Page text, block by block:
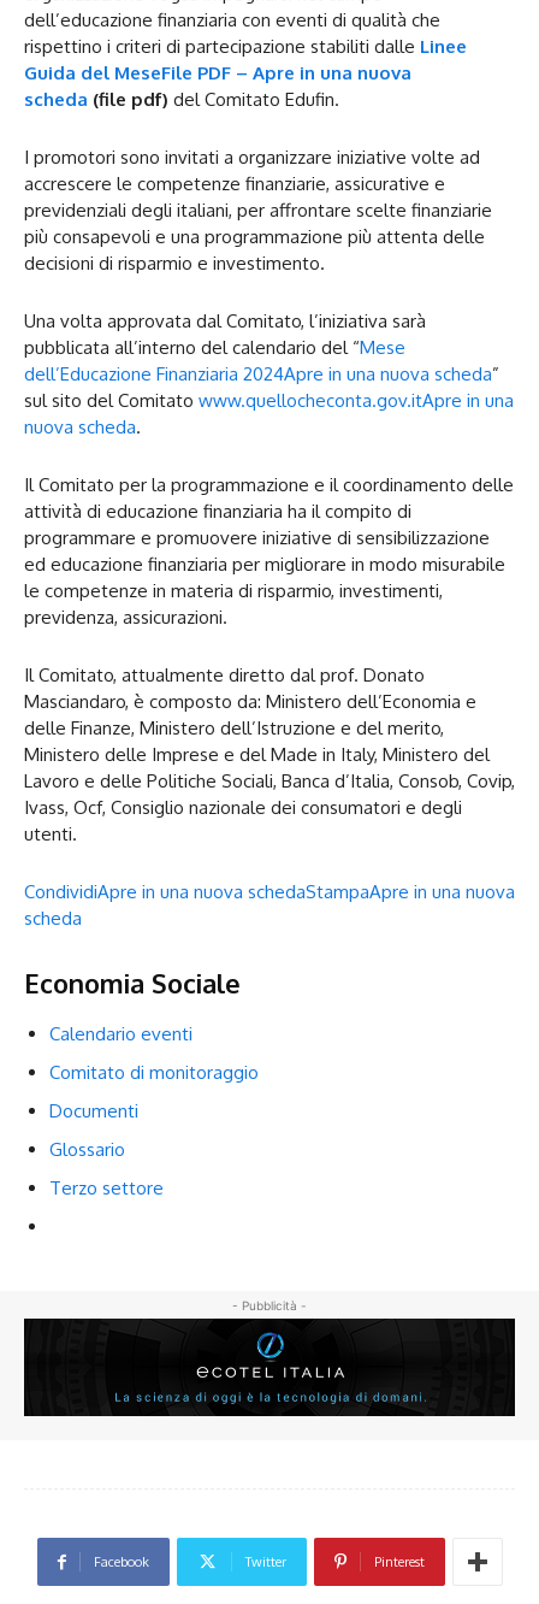
dell’educazione finanziaria con eventi di qualità che
rispettino i criteri di partecipazione stabiliti dalle Linee
Guida del MeseFile PDF – Apre in una nuova
scheda (file pdf) del Comitato Edufin.
I promotori sono invitati a organizzare iniziative volte ad
accrescere le competenze finanziarie, assicurative e
previdenziali degli italiani, per affrontare scelte finanziarie
più consapevoli e una programmazione più attenta delle
decisioni di risparmio e investimento.
Una volta approvata dal Comitato, l’iniziativa sarà
pubblicata all’interno del calendario del “Mese
dell’Educazione Finanziaria 2024Apre in una nuova scheda”
sul sito del Comitato www.quellocheconta.gov.itApre in una
nuova scheda.
Il Comitato per la programmazione e il coordinamento delle
attività di educazione finanziaria ha il compito di
programmare e promuovere iniziative di sensibilizzazione
ed educazione finanziaria per migliorare in modo misurabile
le competenze in materia di risparmio, investimenti,
previdenza, assicurazioni.
Il Comitato, attualmente diretto dal prof. Donato
Masciandaro, è composto da: Ministero dell’Economia e
delle Finanze, Ministero dell’Istruzione e del merito,
Ministero delle Imprese e del Made in Italy, Ministero del
Lavoro e delle Politiche Sociali, Banca d’Italia, Consob, Covip,
Ivass, Ocf, Consiglio nazionale dei consumatori e degli
utenti.
CondividiApre in una nuova schedaStampaApre in una nuova
scheda
Economia Sociale
Calendario eventi
Comitato di monitoraggio
Documenti
Glossario
Terzo settore
- Pubblicità -
Facebook Twitter Pinterest